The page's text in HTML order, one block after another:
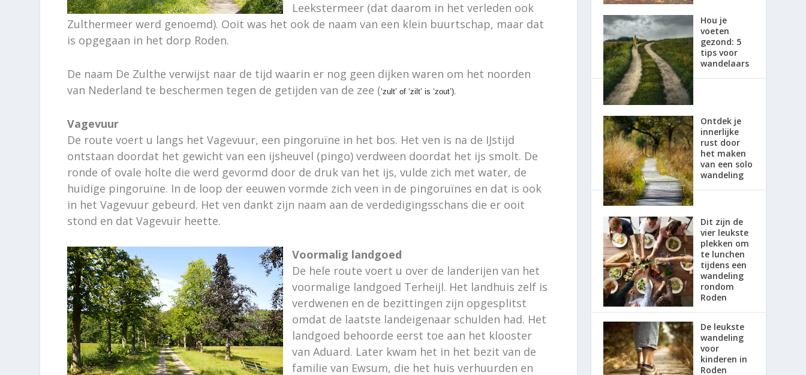
Leekstermeer (dat daarom in het verleden ook
Zulthermeer werd genoemd). Ooit was het ook de naam van een klein buurtschap, maar dat
is opgegaan in het dorp Roden.
De naam De Zulthe verwijst naar de tijd waarin er nog geen dijken waren om het noorden
van Nederland te beschermen tegen de getijden van de zee (‘zult’ of ‘zilt’ is ‘zout’).
Vagevuur
De route voert u langs het Vagevuur, een pingoruïne in het bos. Het ven is na de IJstijd
ontstaan doordat het gewicht van een ijsheuvel (pingo) verdween doordat het ijs smolt. De
ronde of ovale holte die werd gevormd door de druk van het ijs, vulde zich met water, de
huidige pingoruïne. In de loop der eeuwen vormde zich veen in de pingoruïnes en dat is ook
in het Vagevuur gebeurd. Het ven dankt zijn naam aan de verdedigingsschans die er ooit
stond en dat Vagevuir heette.
Voormalig landgoed
De hele route voert u over de landerijen van het
voormalige landgoed Terheijl. Het landhuis zelf is
verdwenen en de bezittingen zijn opgesplitst
omdat de laatste landeigenaar schulden had. Het
landgoed behoorde eerst toe aan het klooster
van Aduard. Later kwam het in het bezit van de
familie van Ewsum, die het huis verhuurden en
Hou je
voeten
gezond: 5
tips voor
wandelaars
Ontdek je
innerlijke
rust door
het maken
van een solo
wandeling
Dit zijn de
vier leukste
plekken om
te lunchen
tijdens een
wandeling
rondom
Roden
De leukste
wandeling
voor
kinderen in
Roden